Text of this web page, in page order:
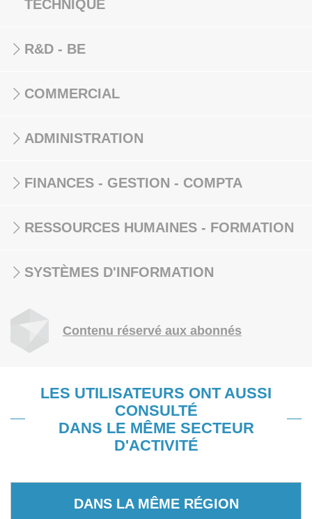
TECHNIQUE
R&D - BE
COMMERCIAL
ADMINISTRATION
FINANCES - GESTION - COMPTA
RESSOURCES HUMAINES - FORMATION
SYSTÈMES D'INFORMATION
Contenu réservé aux abonnés
LES UTILISATEURS ONT AUSSI
CONSULTÉ
DANS LE MÊME SECTEUR
D'ACTIVITÉ
DANS LA MÊME RÉGION